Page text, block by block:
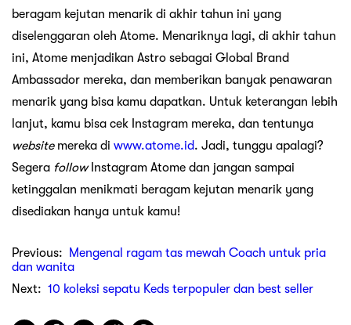
beragam kejutan menarik di akhir tahun ini yang
diselenggaran oleh Atome. Menariknya lagi, di akhir tahun
ini, Atome menjadikan Astro sebagai Global Brand
Ambassador mereka, dan memberikan banyak penawaran
menarik yang bisa kamu dapatkan. Untuk keterangan lebih
lanjut, kamu bisa cek Instagram mereka, dan tentunya
websitemereka di www.atome.id. Jadi, tunggu apalagi?
Segera followInstagram Atome dan jangan sampai
ketinggalan menikmati beragam kejutan menarik yang
disediakan hanya untuk kamu!
Previous:
Mengenal ragam tas mewah Coach untuk pria
dan wanita
Next: 10 koleksi sepatu Keds terpopuler dan best seller